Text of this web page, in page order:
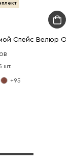
Спейс Велюр
шт.
+95